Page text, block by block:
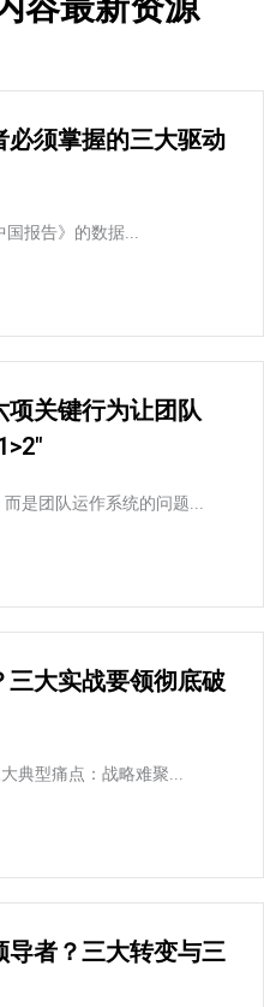
须掌握的三大驱动
国报告》的数据...
项关键行为让团队
是团队运作系统的问题...
大实战要领彻底破
典型痛点：战略难聚...
者？三大转变与三